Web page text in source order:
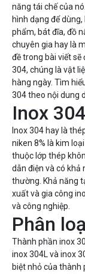
năng tái chế của
hình dạng để
phẩm, bát đĩa, đồ
chuyên gia hay là
đề trong bài viết sẽ
304, chúng là vật
hàng ngày. Tìm
304 theo nội dung
Inox
Inox 304 hay là
niken 8% là kim
thuộc lớp thép
dẫn điện và có
thường. Khả năng
xuất và gia công
và công nghiệp.
Phân
Thành phần inox
inox 304L và inox
biệt nhỏ của thành